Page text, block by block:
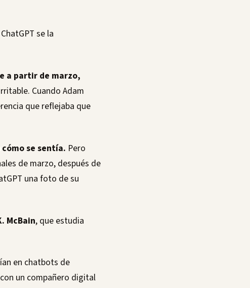
se la
a partir de marzo,
Cuando Adam
que reflejaba que
se sentía. Pero
de marzo, después de
una foto de su
McBain, que estudia
en chatbots de
con un compañero digital